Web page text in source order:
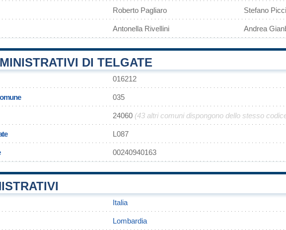
Roberto Pagliaro Stefano
Antonella Rivellini Andrea
DI TELGATE
016212
035
24060 (43 altri comuni dispongono dello stesso
L087
00240940163
Italia
Lombardia